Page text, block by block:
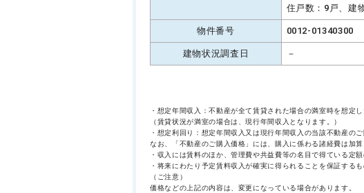
住戸数：9戸、建
物件番号 0012-01340300
建物状況調査日 －
・想定年間収入：不動産が全て賃貸された場合の満室時を想定
（賃貸状況が満室の場合は、現行年間収入となります。）
・想定利回り：想定年間収入又は現行年間収入の当該不動産の
なお、「不動産のご購入価格」には、購入に係わる諸経費は加算
・収入には賃料のほか、管理費や共益費等の名目で得ている定額
・将来にわたり予定賃料収入が確実に得られることを保証するも
（ご注意）
価格などの上記の内容は、変更になっている場合があります。